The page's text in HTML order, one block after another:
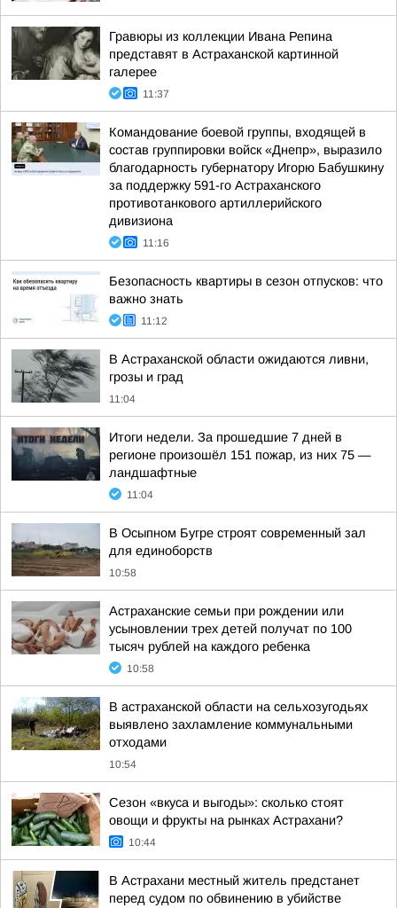
Гравюры из коллекции Ивана Репина
представят в Астраханской картинной
галерее
11:37
Командование боевой группы, входящей в
состав группировки войск «Днепр», выразило
благодарность губернатору Игорю Бабушкину
за поддержку 591-го Астраханского
противотанкового артиллерийского
дивизиона
11:16
Безопасность квартиры в сезон отпусков: что
важно знать
11:12
В Астраханской области ожидаются ливни,
грозы и град
11:04
Итоги недели. За прошедшие 7 дней в
регионе произошёл 151 пожар, из них 75 —
ландшафтные
11:04
В Осыпном Бугре строят современный зал
для единоборств
10:58
Астраханские семьи при рождении или
усыновлении трех детей получат по 100
тысяч рублей на каждого ребенка
10:58
В астраханской области на сельхозугодьях
выявлено захламление коммунальными
отходами
10:54
Сезон «вкуса и выгоды»: сколько стоят
овощи и фрукты на рынках Астрахани?
10:44
В Астрахани местный житель предстанет
перед судом по обвинению в убийстве